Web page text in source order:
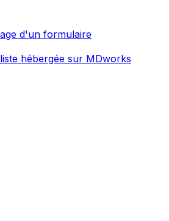
d'un formulaire
hébergée sur MDworks